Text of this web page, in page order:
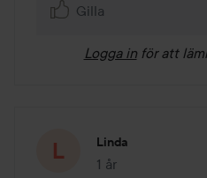
Gilla
Logga in för att
Linda
1 år
Inlägget skapades